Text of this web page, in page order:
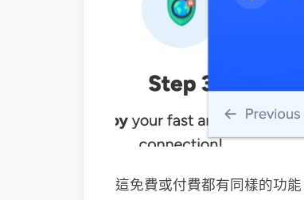
這免費或付費都有同樣的功